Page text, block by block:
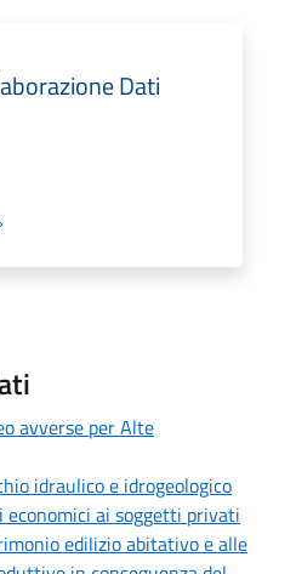
Dati
avverse per Alte
idraulico e idrogeologico
economici ai soggetti privati
edilizio abitativo e alle